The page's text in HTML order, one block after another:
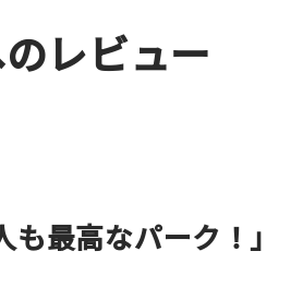
レビュー
も最高なパーク！」